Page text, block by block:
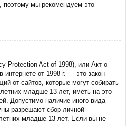
поэтому мы рекомендуем это
Protection Act of 1998), или Акт о
интернете от 1998 г. — это закон
от сайтов, которые могут собирать
младше 13 лет, иметь на это
Допустимо наличие иного вида
разрешают сбор личной
младше 13 лет. Если вы не